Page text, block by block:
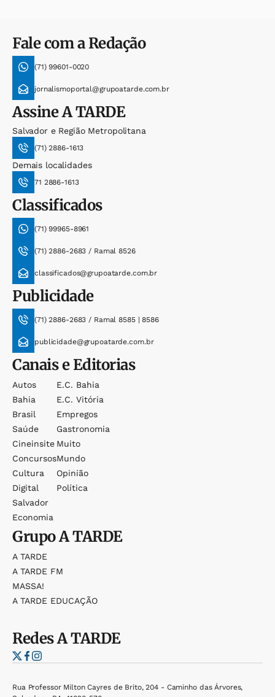
Fale com a Redação
(71) 99601-0020
jornalismoportal@grupoatarde.com.br
AssineA TARDE
Salvador e Região Metropolitana
(71) 2886-1613
Demais localidades
71 2886-1613
Classificados
(71) 99965-8961
(71) 2886-2683 / Ramal 8526
classificados@grupoatarde.com.br
Publicidade
(71) 2886-2683 / Ramal 8585 | 8586
publicidade@grupoatarde.com.br
Canais e Editorias
Autos
Bahia
Brasil
Saúde
Cineinsite
Concursos
Cultura
Digital
Salvador
Economia
E.c. Bahia
E.c. Vitória
Empregos
Gastronomia
Muito
Mundo
Opinião
Política
GrupoA TARDE
A TARDE
A TARDE FM
MASSA!
A TARDE EDUCAÇÃO
RedesA TARDE
Rua Professor Milton Cayres de Brito, 204 - Caminho das Árvores,